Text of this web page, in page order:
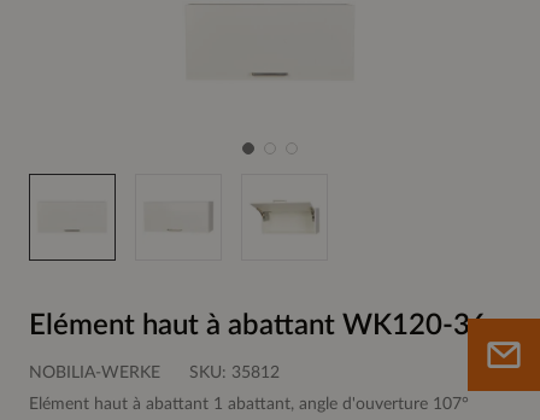
Elément haut à abattant WK120-36
NOBILIA-WERKE SKU: 35812
Elément haut à abattant 1 abattant, angle d'ouverture 107°